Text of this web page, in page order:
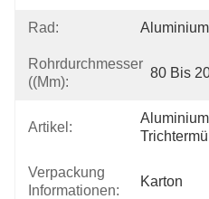
Rad: Aluminium
Rohrdurchmesser
((mm):
80 Bis
Artikel:
Verpackung
Informationen:
Karton